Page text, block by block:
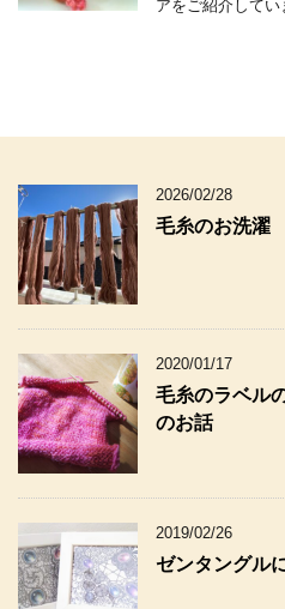
アをご紹介してい
2026/02/28
毛糸のお洗濯
2020/01/17
毛糸のラベル
のお話
2019/02/26
ゼンタングル